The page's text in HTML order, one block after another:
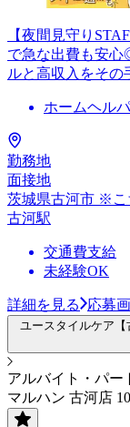
【夜間見守り
で急な出費も安
ルと高収入をその
ホームヘル
勤務地
面接地
茨城県古河市 ※こ
古河駅
交通費支給
未経験OK
詳細を見る 応募
ユースタイルケア
アルバイト・パー
マルハン 古河店